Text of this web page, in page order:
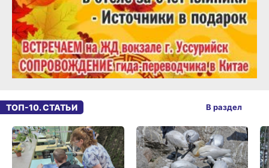
ТОП-10. СТАТЬИ В раздел